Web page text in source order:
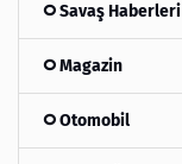
Savaş Haberleri
Magazin
Otomobil